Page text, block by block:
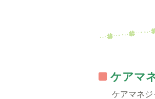
ケアマ
ケアマネジ